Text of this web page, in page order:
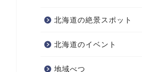
北海道の絶景スポット
北海道のイベント
地域べつ